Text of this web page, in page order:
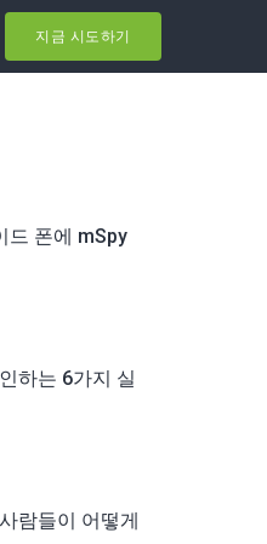
지금 시도하기
드 폰에 mSpy
하는 6가지 실
람들이 어떻게